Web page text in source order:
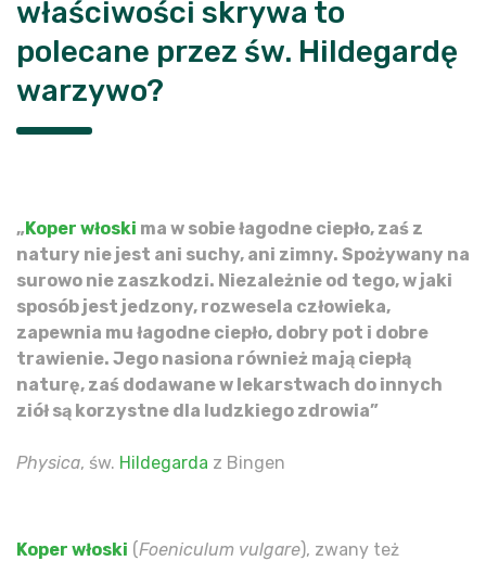
właściwości skrywa to
polecane przez św. Hildegardę
warzywo?
„Koper włoski ma w sobie łagodne ciepło, zaś z
natury nie jest ani suchy, ani zimny. Spożywany na
surowo nie zaszkodzi. Niezależnie od tego, w jaki
sposób jest jedzony, rozwesela człowieka,
zapewnia mu łagodne ciepło, dobry pot i dobre
trawienie. Jego nasiona również mają ciepłą
naturę, zaś dodawane w lekarstwach do innych
ziół są korzystne dla ludzkiego zdrowia”
Physica, św. Hildegarda z Bingen
Koper włoski (Foeniculum vulgare), zwany też